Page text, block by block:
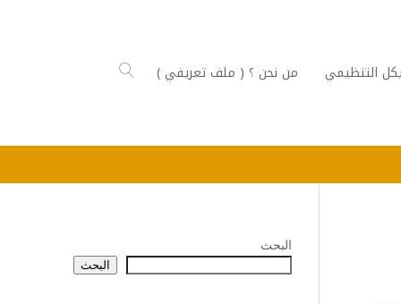
التنظيمي من نحن ؟ ( ملف تعريفي )
البحث
البحث